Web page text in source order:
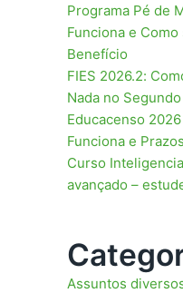
Programa Pé de
Funciona e
Benefício
FIES 2026.2:
Nada no
Educacenso
Funciona e
Curso
avançado –
Assuntos